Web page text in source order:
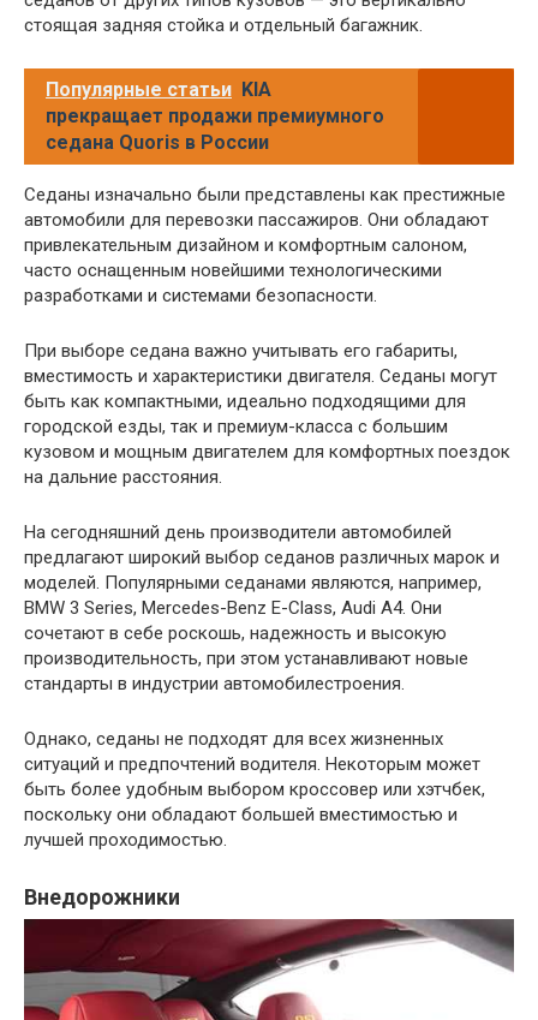
стоящая задняя стойка и отдельный багажник.
Популярные статьи KIA
прекращает продажи премиумного
седана Quoris в России
Седаны изначально были представлены как престижные
автомобили для перевозки пассажиров. Они обладают
привлекательным дизайном и комфортным салоном,
часто оснащенным новейшими технологическими
разработками и системами безопасности.
При выборе седана важно учитывать его габариты,
вместимость и характеристики двигателя. Седаны могут
быть как компактными, идеально подходящими для
городской езды, так и премиум-класса с большим
кузовом и мощным двигателем для комфортных поездок
на дальние расстояния.
На сегодняшний день производители автомобилей
предлагают широкий выбор седанов различных марок и
моделей. Популярными седанами являются, например,
BMW 3 Series, Mercedes-Benz E-Class, Audi A4. Они
сочетают в себе роскошь, надежность и высокую
производительность, при этом устанавливают новые
стандарты в индустрии автомобилестроения.
Однако, седаны не подходят для всех жизненных
ситуаций и предпочтений водителя. Некоторым может
быть более удобным выбором кроссовер или хэтчбек,
поскольку они обладают большей вместимостью и
лучшей проходимостью.
Внедорожники